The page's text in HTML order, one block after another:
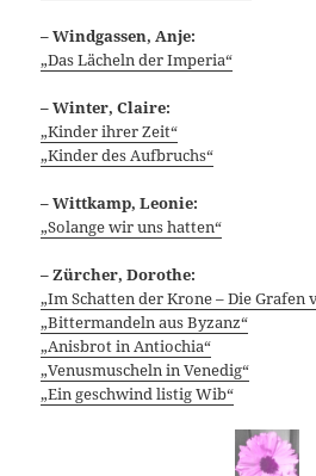
– Windgassen, Anje:
„Das Lächeln der Imperia“
– Winter, Claire:
„Kinder ihrer Zeit“
„Kinder des Aufbruchs“
– Wittkamp, Leonie:
„Solange wir uns hatten“
–Zürcher, Dorothe:
„Im Schatten der Krone – Die Grafen
„Bittermandeln aus Byzanz“
„Anisbrot in Antiochia“
„Venusmuscheln in Venedig“
„Ein geschwind listig Wib“